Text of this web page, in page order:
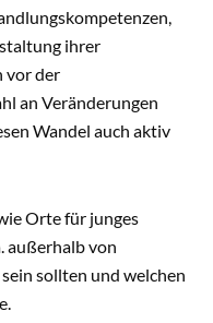
ihrer
vor der
an Veränderungen
Wandel auch aktiv
Orte für junges
außerhalb von
sollten und welchen